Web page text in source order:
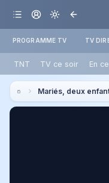
PROGRAMME TV TV
TNT TV ce soir En
Mariés, deux